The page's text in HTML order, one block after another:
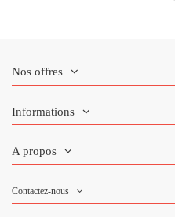
Nos offres
Informations
A propos
Contactez-nous